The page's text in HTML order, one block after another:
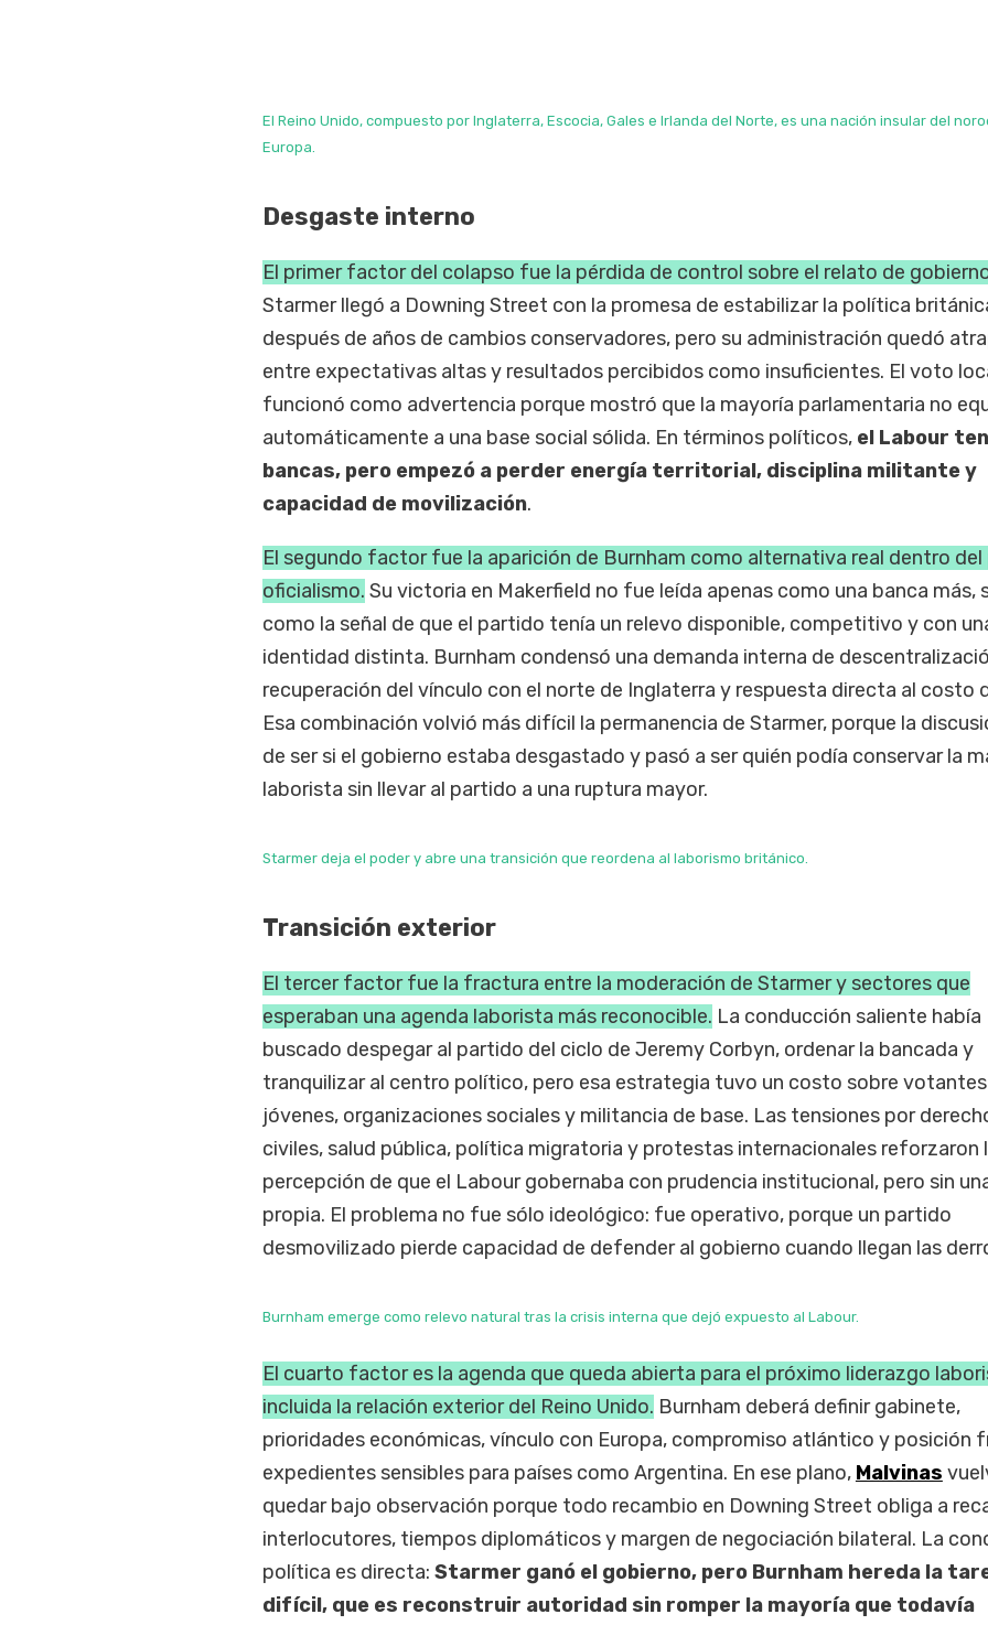
El Reino Unido, compuesto por Inglaterra, Escocia, Gales e Irlanda del Norte, es una nación insular del
Europa.
Desgaste interno
El primer factor del colapso fue la pérdida de control sobre el relato de
Starmer llegó a Downing Street con la promesa de estabilizar la política
después de años de cambios conservadores, pero su administración quedó
entre expectativas altas y resultados percibidos como insuficientes. El voto
funcionó como advertencia porque mostró que la mayoría parlamentaria no
automáticamente a una base social sólida. En términos políticos, el Labour
bancas, pero empezó a perder energía territorial, disciplina militante y
capacidad de movilización.
El segundo factor fue la aparición de Burnham como alternativa real dentro del
oficialismo. Su victoria en Makerfield no fue leída apenas como una banca más,
como la señal de que el partido tenía un relevo disponible, competitivo y con
identidad distinta. Burnham condensó una demanda interna de
recuperación del vínculo con el norte de Inglaterra y respuesta directa al costo
Esa combinación volvió más difícil la permanencia de Starmer, porque la
de ser si el gobierno estaba desgastado y pasó a ser quién podía conservar la
laborista sin llevar al partido a una ruptura mayor.
Starmer deja el poder y abre una transición que reordena al laborismo británico.
Transición exterior
El tercer factor fue la fractura entre la moderación de Starmer y sectores que
esperaban una agenda laborista más reconocible. La conducción saliente había
buscado despegar al partido del ciclo de Jeremy Corbyn, ordenar la bancada y
tranquilizar al centro político, pero esa estrategia tuvo un costo sobre votantes
jóvenes, organizaciones sociales y militancia de base. Las tensiones por
civiles, salud pública, política migratoria y protestas internacionales reforzaron
percepción de que el Labour gobernaba con prudencia institucional, pero sin
propia. El problema no fue sólo ideológico: fue operativo, porque un partido
desmovilizado pierde capacidad de defender al gobierno cuando llegan las
Burnham emerge como relevo natural tras la crisis interna que dejó expuesto al Labour.
El cuarto factor es la agenda que queda abierta para el próximo liderazgo
incluida la relación exterior del Reino Unido. Burnham deberá definir gabinete,
prioridades económicas, vínculo con Europa, compromiso atlántico y posición
expedientes sensibles para países como Argentina. En ese plano, Malvinas
quedar bajo observación porque todo recambio en Downing Street obliga a
interlocutores, tiempos diplomáticos y margen de negociación bilateral. La
política es directa: Starmer ganó el gobierno, pero Burnham hereda la
difícil, que es reconstruir autoridad sin romper la mayoría que todavía